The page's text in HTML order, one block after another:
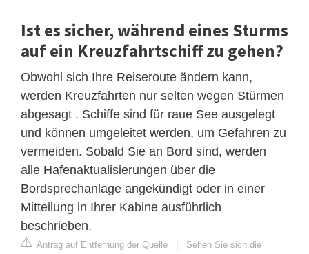
Ist es sicher, während eines Sturms
auf ein Kreuzfahrtschiff zu gehen?
Obwohl sich Ihre Reiseroute ändern kann,
werden Kreuzfahrten nur selten wegen Stürmen
abgesagt . Schiffe sind für raue See ausgelegt
und können umgeleitet werden, um Gefahren zu
vermeiden. Sobald Sie an Bord sind, werden
alle Hafenaktualisierungen über die
Bordsprechanlage angekündigt oder in einer
Mitteilung in Ihrer Kabine ausführlich
beschrieben.
Antrag auf Entfernung der Quelle
Sehen Sie sich die